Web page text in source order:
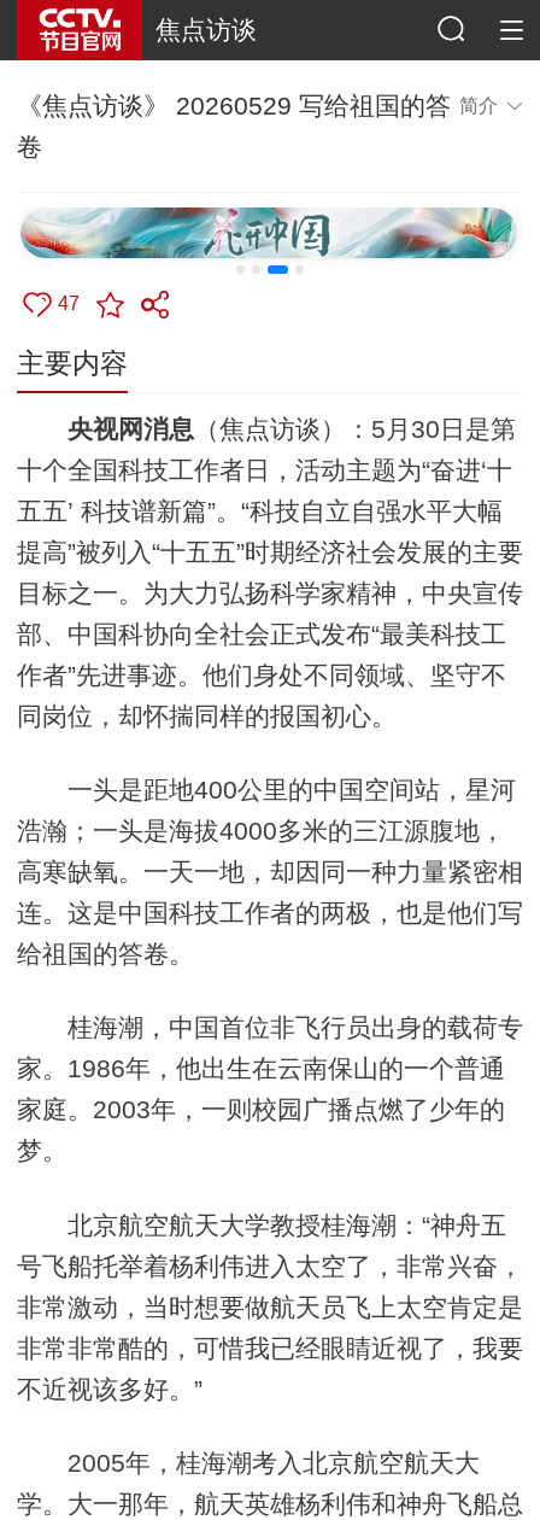
焦点访谈
《焦点访谈》 20260529 写给祖国的答
卷
简介
47
主要内容
央视网消息 （焦点访谈）：5月30日是第
十个全国科技工作者日，活动主题为“奋进‘十
五五’ 科技谱新篇”。“科技自立自强水平大幅
提高”被列入“十五五”时期经济社会发展的主要
目标之一。为大力弘扬科学家精神，中央宣传
部、中国科协向全社会正式发布“最美科技工
作者”先进事迹。他们身处不同领域、坚守不
同岗位，却怀揣同样的报国初心。
一头是距地400公里的中国空间站，星河
浩瀚；一头是海拔4000多米的三江源腹地，
高寒缺氧。一天一地，却因同一种力量紧密相
连。这是中国科技工作者的两极，也是他们写
给祖国的答卷。
桂海潮，中国首位非飞行员出身的载荷专
家。1986年，他出生在云南保山的一个普通
家庭。2003年，一则校园广播点燃了少年的
梦。
北京航空航天大学教授桂海潮：“神舟五
号飞船托举着杨利伟进入太空了，非常兴奋，
非常激动，当时想要做航天员飞上太空肯定是
非常非常酷的，可惜我已经眼睛近视了，我要
不近视该多好。”
2005年，桂海潮考入北京航空航天大
学。大一那年，航天英雄杨利伟和神舟飞船总